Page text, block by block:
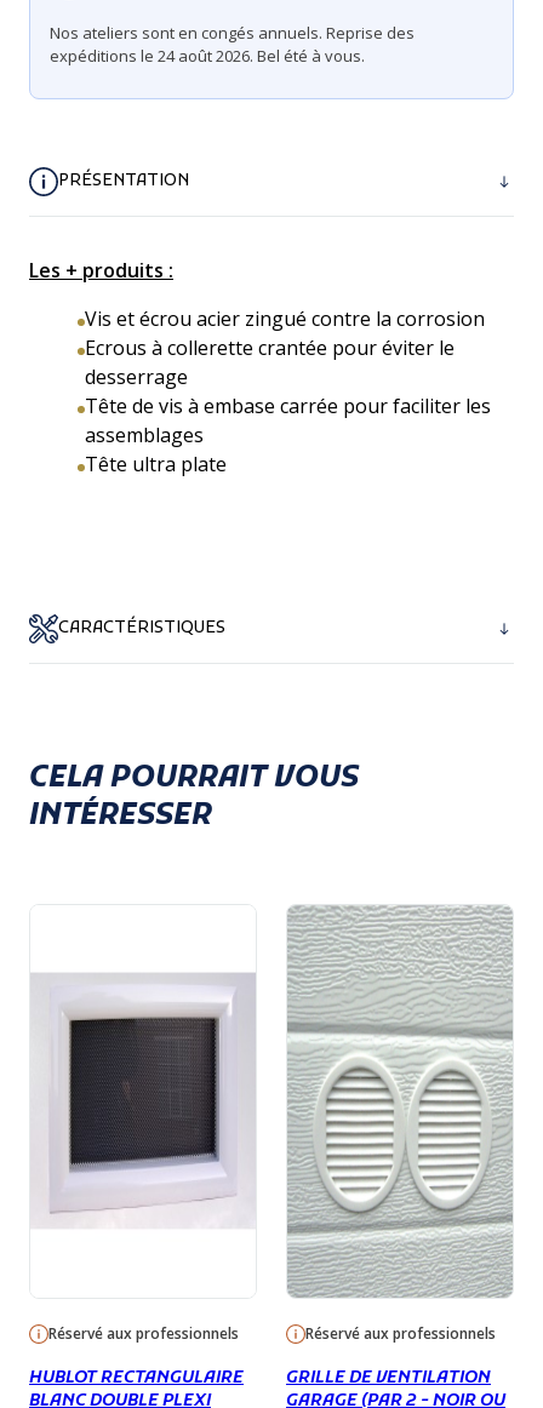
Nos ateliers sont en congés annuels. Reprise des
expéditions le 24 août 2026. Bel été à vous.
PRÉSENTATION
Les + produits :
Vis et écrou acier zingué contre la corrosion
Ecrous à collerette crantée pour éviter le
desserrage
Tête de vis à embase carrée pour faciliter les
assemblages
Tête ultra plate
CARACTÉRISTIQUES
Tête plate à embase carrée 8mm épaisseur
2mm
Ecrou M8 à collerette crantée
Vendues par sachet de 12 vis + 12 écrous.
CELA POURRAIT VOUS
INTÉRESSER
Réservé aux professionnels
HUBLOT RECTANGULAIRE
BLANC DOUBLE PLEXI
Réservé aux professionnels
GRILLE DE VENTILATION
GARAGE (PAR 2 - NOIR OU